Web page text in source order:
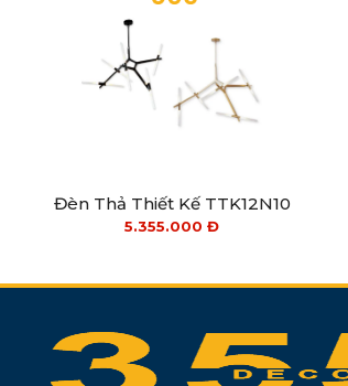
Đèn Thả Thiết Kế TTK12N10
5.355.000 Đ